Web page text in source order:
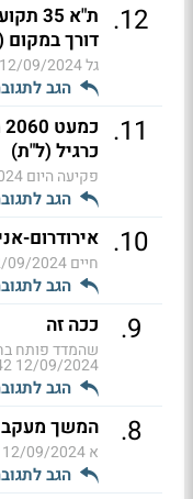
12
.
ת"א
דורך במקום
גל12/09/2024 12:29
הגב
11
.
כרגיל (ל"ת)
פקיעה היום
הגב
10
. אירודרום-
חיים2024 12:08
הגב
9
. ככה זה
שהמדד פותח
12/09/2024 11:42
הגב
8
. המשך מעקב
א12/09/2024 11:26
הגב